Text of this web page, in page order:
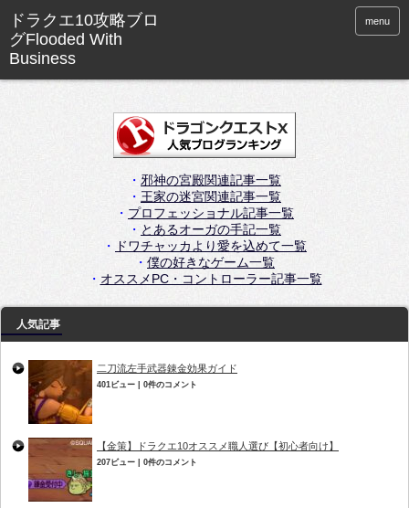
menu
・ 邪神の宮殿関連記事一覧
・ 王家の迷宮関連記事一覧
・ プロフェッショナル記事一覧
・ とあるオーガの手記一覧
・
ドワチャッカより愛を込めて一覧
・ 僕の好きなゲーム一覧
・ オススメPC・コントローラー記事一覧
人気記事
二刀流左手武器錬金効果ガイド
401ビュー 0件のコメント
【金策】ドラクエ10オススメ職人選び【初心者向け】
207ビュー 0件のコメント